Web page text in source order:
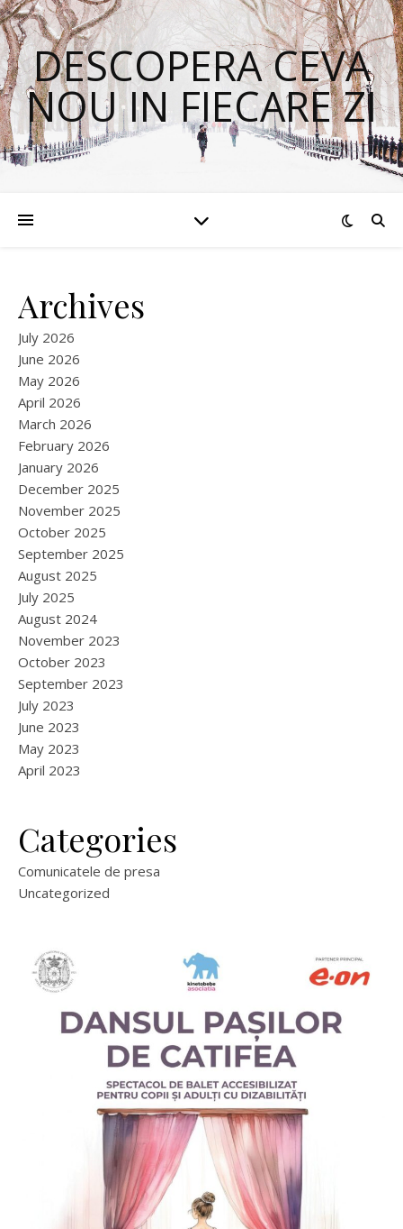
DESCOPERA CEVA
NOU IN FIECARE ZI
Archives
July 2026
June 2026
May 2026
April 2026
March 2026
February 2026
January 2026
December 2025
November 2025
October 2025
September 2025
August 2025
July 2025
August 2024
November 2023
October 2023
September 2023
July 2023
June 2023
May 2023
April 2023
Categories
Comunicatele de presa
Uncategorized